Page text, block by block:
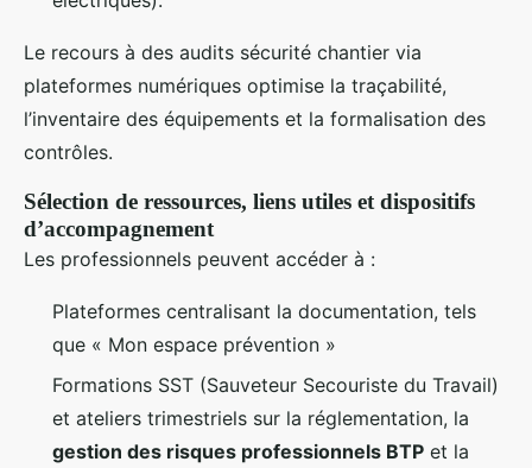
Le recours à des audits sécurité chantier via
plateformes numériques optimise la traçabilité,
l’inventaire des équipements et la formalisation des
contrôles.
Sélection de ressources, liens utiles et dispositifs
d’accompagnement
Les professionnels peuvent accéder à :
Plateformes centralisant la documentation, tels
que « Mon espace prévention »
Formations SST (Sauveteur Secouriste du Travail)
et ateliers trimestriels sur la réglementation, la
gestion des risques professionnels BTP et la